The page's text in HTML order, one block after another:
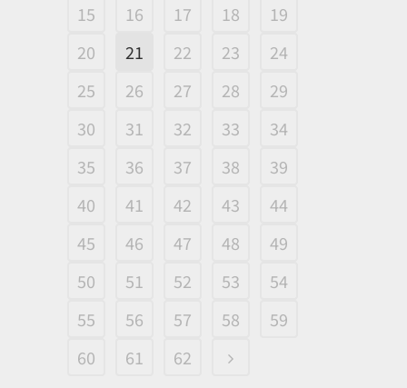
15
16 17 18
19
20
21 22 23
24
25
26 27 28
29
30
31 32 33
34
35
36 37 38
39
40
41 42 43
44
45
46 47 48
49
50
51 52 53
54
55
56 57 58
59
60
61 62